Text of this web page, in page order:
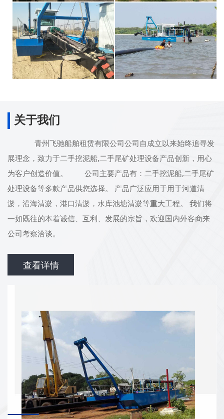
关于我们
青州飞驰船舶租赁有限公司公司自成立以来始终追寻发
展理念，致力于二手挖泥船,二手尾矿处理设备产品创新，用心
为客户创造价值。 公司主要产品有：二手挖泥船,二手尾矿
处理设备等多款产品供您选择。 产品广泛应用于用于河道清
淤，沿海清淤，港口清淤，水库池塘清淤等重大工程。 我们将
一如既往的本着诚信、互利、发展的宗旨，欢迎国内外客商来
公司考察洽谈。
查看详情